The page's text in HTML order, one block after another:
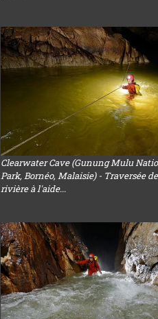
Clearwater Cave (Gunung Mulu
Park, Bornéo, Malaisie) - Traversée
rivière à l'aide...